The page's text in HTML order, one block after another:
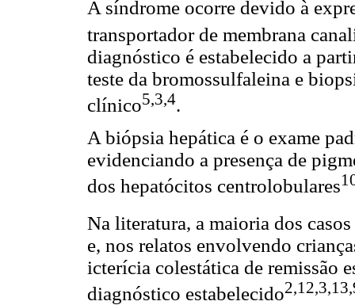
A síndrome ocorre devido à
transportador de membrana
diagnóstico é estabelecido a
teste da bromossulfaleina e
clínico5,3,4.
A biópsia hepática é o exame
evidenciando a presença de
dos hepatócitos centrolobulares
Na literatura, a maioria dos
e, nos relatos envolvendo
icterícia colestática de remissão
diagnóstico estabelecido